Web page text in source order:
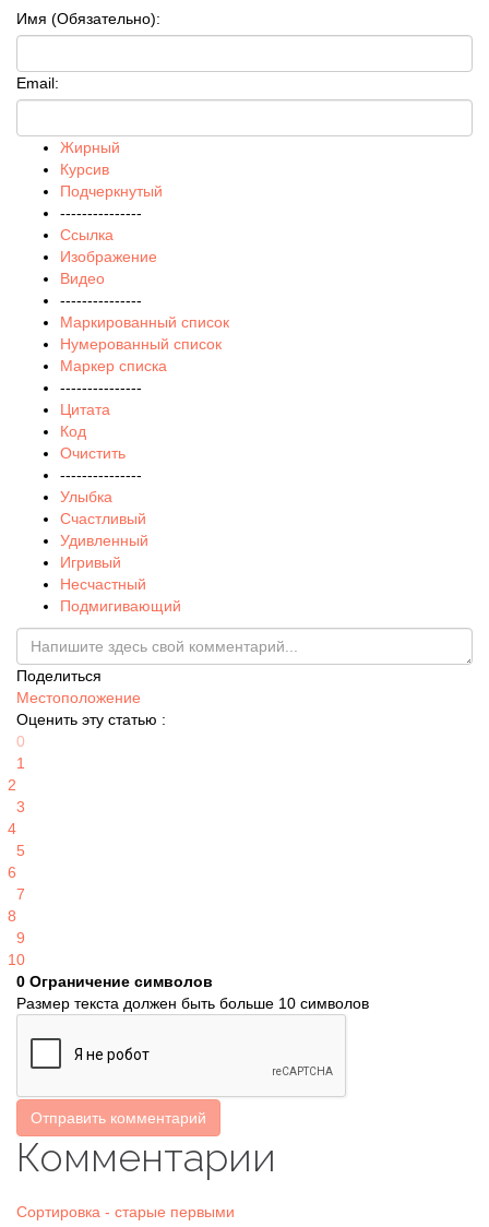
Имя (Обязательно):
Email:
Жирный
Курсив
Подчеркнутый
---------------
Ссылка
Изображение
Видео
---------------
Маркированный список
Нумерованный список
Маркер списка
---------------
Цитата
Код
Очистить
---------------
Улыбка
Счастливый
Удивленный
Игривый
Несчастный
Подмигивающий
Поделиться
Местоположение
Оценить эту статью :
0
1
2
3
4
5
6
7
8
9
10
0 Ограничение символов
Размер текста должен быть больше 10 символов
Отправить комментарий
Комментарии
Сортировка - старые первыми